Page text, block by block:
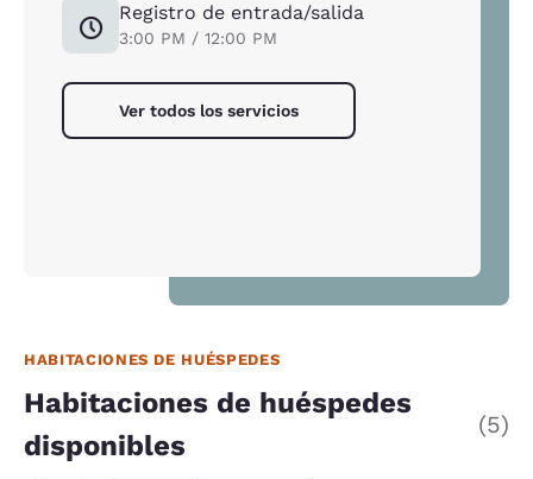
Registro de entrada/salida
3:00 PM / 12:00 PM
Ver todos los servicios
HABITACIONES DE HUÉSPEDES
Habitaciones de huéspedes
disponibles
(5)